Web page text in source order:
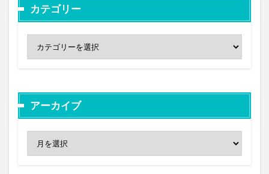
カテゴリー
アーカイブ